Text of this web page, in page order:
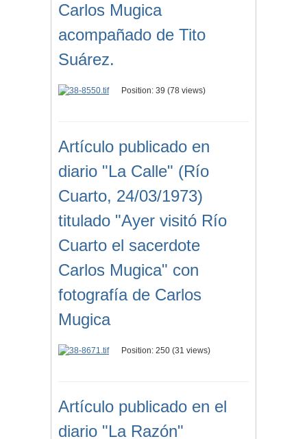
Carlos Mugica
acompañado de Tito
Suárez.
Position: 39 (78 views)
Artículo publicado en
diario "La Calle" (Río
Cuarto, 24/03/1973)
titulado "Ayer visitó Río
Cuarto el sacerdote
Carlos Mugica" con
fotografía de Carlos
Mugica
Position: 250 (31 views)
Artículo publicado en el
diario "La Razón"